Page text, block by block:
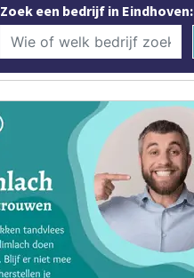
Zoek een bedrijf in Eindhoven: